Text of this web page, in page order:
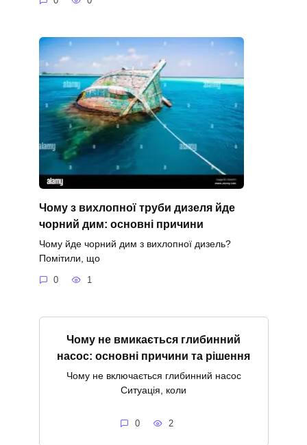
Чому з вихлопної труби дизеля йде
чорний дим: основні причини
Чому йде чорний дим з вихлопної дизель?
Помітили, що
0 1
Чому не вмикається глибинний
насос: основні причини та рішення
Чому не включається глибинний насос
Ситуація, коли
0 2